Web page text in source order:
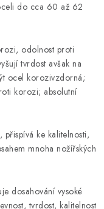
do cca 60 až 62
odolnost proti
tvrdost avšak na
ocel korozivzdorná;
korozi; absolutní
přispívá ke kalitelnosti,
mnoha nožířských
dosahování vysoké
tvrdost, kalitelnost